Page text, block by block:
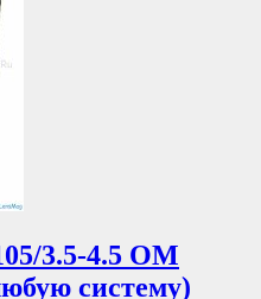
3.5-4.5 OM
систему)